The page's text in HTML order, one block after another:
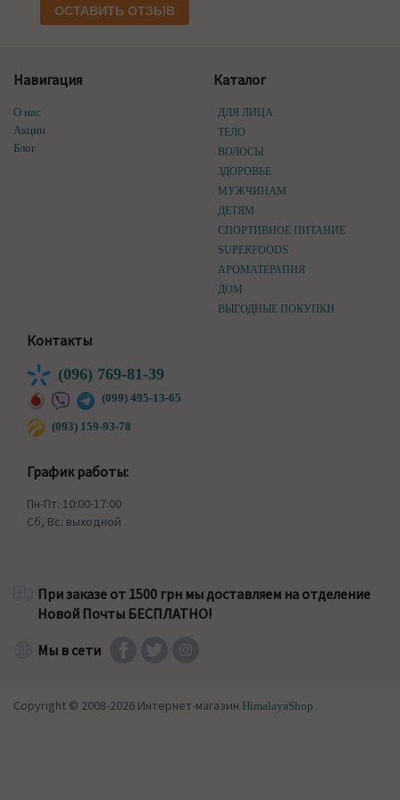
ОСТАВИТЬ ОТЗЫВ
Навигация
О нас
Акции
Блог
Каталог
ДЛЯ ЛИЦА
ТЕЛО
ВОЛОСЫ
ЗДОРОВЬЕ
МУЖЧИНАМ
ДЕТЯМ
СПОРТИВНОЕ ПИТАНИЕ
SUPERFOODS
АРОМАТЕРАПИЯ
ДОМ
ВЫГОДНЫЕ ПОКУПКИ
Контакты
(096) 769-81-39
(099) 495-13-65
(093) 159-93-78
График работы:
Пн-Пт: 10:00-17:00
Сб, Вс: выходной
При заказе от 1500 грн мы доставляем на отделение
Новой Почты БЕСПЛАТНО!
Мы в сети
Copyright © 2008-2026 Интернет-магазин HimalayaShop